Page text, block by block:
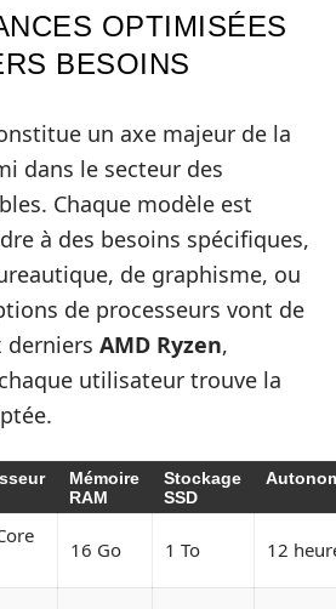
OPTIMISÉES
BESOINS
un axe majeur de la
dans le secteur des
Chaque modèle est
à des besoins spécifiques,
de graphisme, ou
de processeurs vont de
derniers AMD Ryzen,
utilisateur trouve la
Mémoire
RAM
Stockage
SSD
16 Go 1 To 12